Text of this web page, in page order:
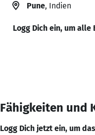
Pune, Indien
Logg Dich ein, um alle
Fähigkeiten und
Logg Dich jetzt ein, um